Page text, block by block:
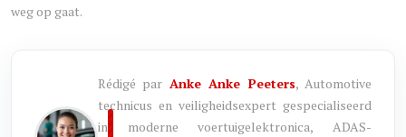
weg op gaat.
Rédigé par Anke Anke Peeters, Automotive
technicus en veiligheidsexpert gespecialiseerd
in moderne voertuigelektronica, ADAS-